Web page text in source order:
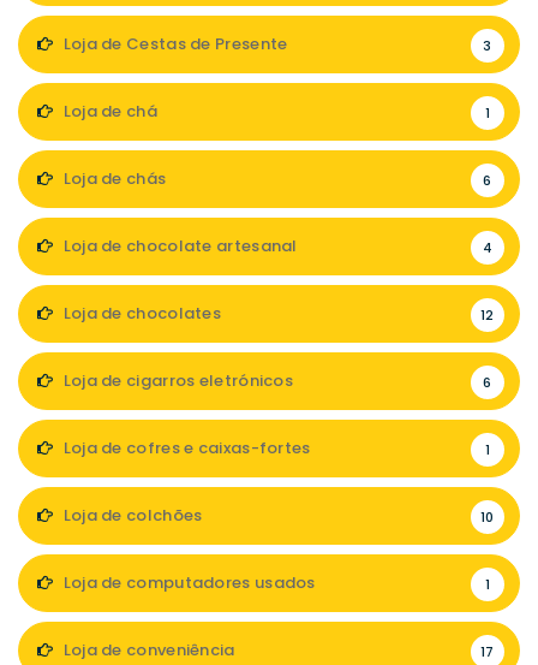
Loja de Cestas de Presente 3
Loja de chá 1
Loja de chás 6
Loja de chocolate artesanal 4
Loja de chocolates 12
Loja de cigarros eletrónicos 6
Loja de cofres e caixas-fortes 1
Loja de colchões 10
Loja de computadores usados 1
Loja de conveniência 17